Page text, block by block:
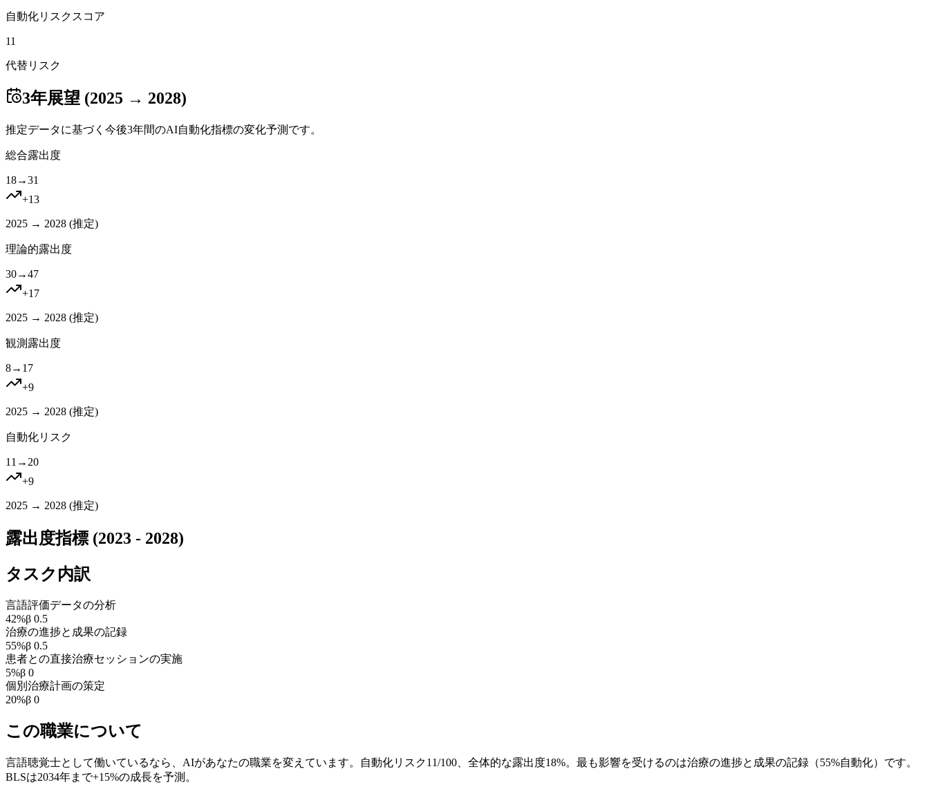
自動化リスクスコア
11
代替リスク
3年展望 (2025 → 2028)
推定データに基づく今後3年間のAI自動化指標の変化予測です。
総合露出度
18→31
+13
2025 → 2028 (推定)
理論的露出度
30→47
+17
2025 → 2028 (推定)
観測露出度
8→ 17
+9
2025 → 2028 (推定)
自動化リスク
11 → 20
+9
2025 → 2028 (推定)
露出度指標 (2023 - 2028)
タスク内訳
言語評価データの分析
42%β 0.5
治療の進捗と成果の記録
55%β 0.5
患者との直接治療セッションの実施
5%β 0
個別治療計画の策定
20%β 0
この職業について
言語聴覚士として働いているなら、AIがあなたの職業を変えています。自動化リスク11/100、全体的な露出度18%。最も影響を受けるのは治療の進捗と成果の記録（55%自動化）です。
BLSは2034年まで+15%の成長を予測。